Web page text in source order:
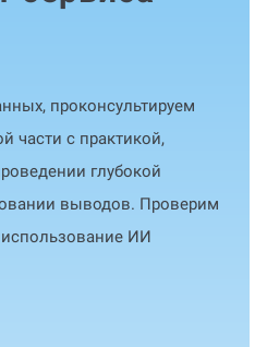
проконсультируем
части с практикой,
глубокой
выводов. Проверим
использование ИИ